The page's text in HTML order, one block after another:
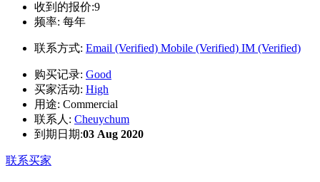
收到的报价:9
频率: 每年
联系方式: Email (Verified) Mobile (Verified) IM (Verified)
购买记录: Good
买家活动: High
用途: Commercial
联系人: Cheuychum
到期日期:03 Aug 2020
联系买家